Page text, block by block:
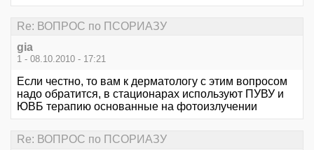
Re: ВОПРОС по ПСОРИАЗУ
gia
1 - 08.10.2010 - 17:21
Если честно, то вам к дерматологу с этим вопросом
надо обратится, в стационарах используют ПУВУ и
ЮВБ терапию основанные на фотоизлучении
Re: ВОПРОС по ПСОРИАЗУ